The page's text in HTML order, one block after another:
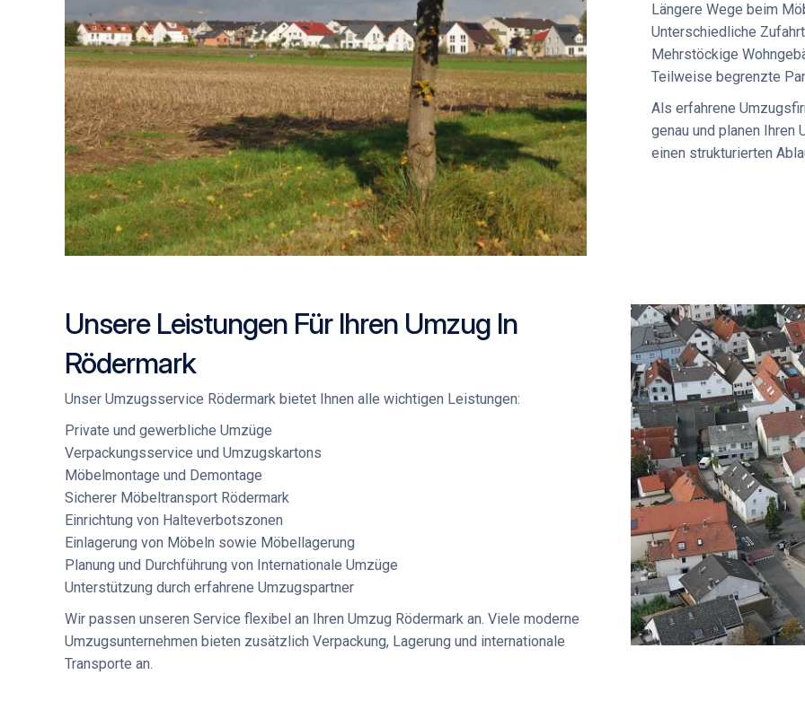
Längere Wege beim
Unterschiedliche
Mehrstöckige
Teilweise begrenzte
Als erfahrene
genau und planen
einen strukturierten
Unsere Leistungen Für Ihren Umzug In
Rödermark
Unser Umzugsservice Rödermark bietet Ihnen alle wichtigen Leistungen:
Private und gewerbliche Umzüge
Verpackungsservice und Umzugskartons
Möbelmontage und Demontage
Sicherer Möbeltransport Rödermark
Einrichtung von Halteverbotszonen
Einlagerung von Möbeln sowie Möbellagerung
Planung und Durchführung von Internationale Umzüge
Unterstützung durch erfahrene Umzugspartner
Wir passen unseren Service flexibel an Ihren Umzug Rödermark an. Viele moderne
Umzugsunternehmen bieten zusätzlich Verpackung, Lagerung und internationale
Transporte an.